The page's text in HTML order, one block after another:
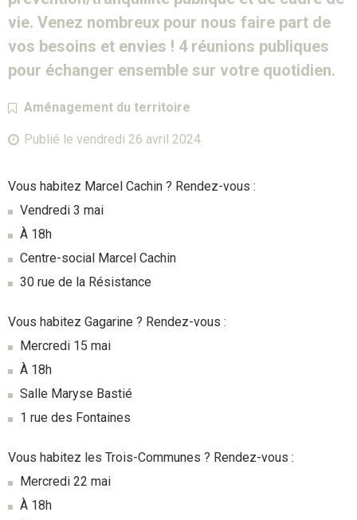
vie. Venez nombreux pour nous faire part de
vos besoins et envies ! 4 réunions publiques
pour échanger ensemble sur votre quotidien.
Catégorie :
Aménagement du territoire
Publié le vendredi 26 avril 2024
Vous habitez Marcel Cachin ? Rendez-vous :
Vendredi 3 mai
À 18h
Centre-social Marcel Cachin
30 rue de la Résistance
Vous habitez Gagarine ? Rendez-vous :
Mercredi 15 mai
À 18h
Salle Maryse Bastié
1 rue des Fontaines
Vous habitez les Trois-Communes ? Rendez-vous :
Mercredi 22 mai
À 18h